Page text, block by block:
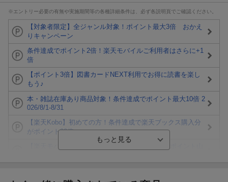
※エントリー必要の有無や実施期間等の各種詳細条件は、必ず各説明頁でご確認ください。
【対象者限定】全ジャンル対象！ポイント最大3倍 おかえ
りキャンペーン
条件達成でポイント2倍！楽天モバイルご利用者はさらに+1
倍
【ポイント3倍】図書カードNEXT利用でお得に読書を楽し
もう♪
本・雑誌在庫あり商品対象！条件達成でポイント最大10倍 2
026/8/1-8/31
【楽天Kobo】初めての方！条件達成で楽天ブックス購入分
がポイント20倍
ト山分け